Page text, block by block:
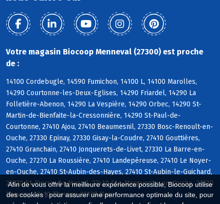
Afin de vous offrir la meilleure expérience possible, Biocoop utilise
des cookies : pour assurer une performance optimale du site, pour
Votre magasin Biocoop Menneval (27300) est proche
de :
14100 Cordebugle, 14590 Fumichon, 14100 L, 14100 Marolles,
14290 Courtonne-les-Deux-Eglises, 14290 Friardel, 14290 La
Folletière-Abenon, 14290 La Vespière, 14290 Orbec, 14290 St-
Martin-de-Bienfaite-la-Cressonnière, 14290 St-Paul-de-
Courtonne, 27410 Ajou, 27410 Beaumesnil, 27330 Bosc-Renoult-en-
Ouche, 27330 Epinay, 27330 Gisay-la-Coudre, 27410 Gouttières,
27410 Granchain, 27410 Jonquerets-de-Livet, 27330 La Barre-en-
Ouche, 27270 La Roussière, 27410 Landepéreuse, 27410 Le Noyer-
en-Ouche, 27410 St-Aubin-des-Hayes, 27410 St-Aubin-le-Guichard,
27330 St-Pierre-du-Mesnil, 27410 Ste-Marguerite-en-Ouche, 27330
Thevray, 27410 Thevray, 27170 Barc